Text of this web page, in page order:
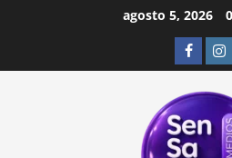
agosto 5, 2026